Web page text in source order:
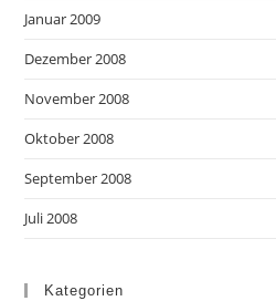
Januar 2009
Dezember 2008
November 2008
Oktober 2008
September 2008
Juli 2008
Kategorien